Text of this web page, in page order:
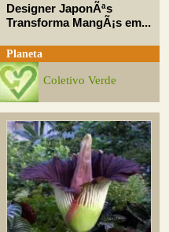
Designer JaponÃªs
Transforma MangÃ¡s em...
Planeta
Coletivo Verde